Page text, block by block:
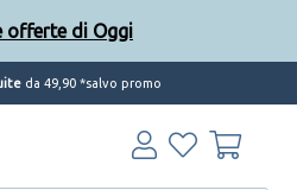
da 49,90 *salvo promo
offerte di Oggi